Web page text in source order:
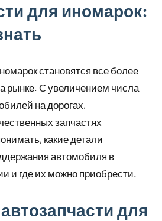
для иномарок:
становятся все более
рынке. С увеличением числа
на дорогах,
запчастях
какие детали
автомобиля в
и где их можно приобрести.
для